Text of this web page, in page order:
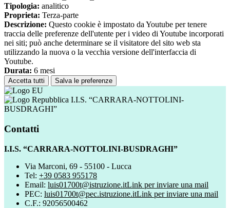
Tipologia: analitico
Proprieta: Terza-parte
Descrizione: Questo cookie è impostato da Youtube per tenere
traccia delle preferenze dell'utente per i video di Youtube incorporati
nei siti; può anche determinare se il visitatore del sito web sta
utilizzando la nuova o la vecchia versione dell'interfaccia di
Youtube.
Durata: 6 mesi
Accetta tutti Salva le preferenze
I.I.S. “CARRARA-NOTTOLINI-
BUSDRAGHI”
Contatti
I.I.S. “CARRARA-NOTTOLINI-BUSDRAGHI”
Via Marconi, 69 - 55100 - Lucca
Tel: +39 0583 955178
Email: luis01700t@istruzione.itLink per inviare una mail
PEC: luis01700t@pec.istruzione.itLink per inviare una mail
C.F.: 92056500462